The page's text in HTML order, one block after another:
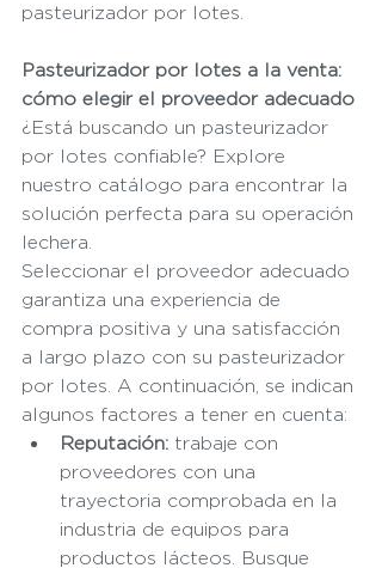
pasteurizador por lotes.
Pasteurizador por lotes a la venta:
cómo elegir el proveedor adecuado
¿Está buscando un pasteurizador
por lotes confiable? Explore
nuestro catálogo para encontrar la
solución perfecta para su operación
lechera.
Seleccionar el proveedor adecuado
garantiza una experiencia de
compra positiva y una satisfacción
a largo plazo con su pasteurizador
por lotes. A continuación, se indican
algunos factores a tener en cuenta:
Reputación: trabaje con
proveedores con una
trayectoria comprobada en la
industria de equipos para
productos lácteos. Busque